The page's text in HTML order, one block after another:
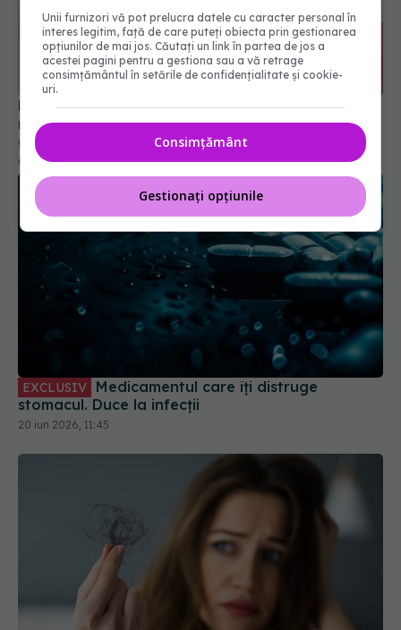
Persoanele peste 65 de ani care iau multe
medicamente ar putea avea un risc mai mare de
deces. Ce arată studiul
03 aug 2026, 15:21
stomacul. Duce la infecții
20 iun 2026, 11:45
Căderea părului, posibil efect secundar al
Unii furnizori vă pot prelucra datele cu caracter personal în
interes legitim, față de care puteți obiecta prin gestionarea
opțiunilor de mai jos. Căutați un link în partea de jos a
acestei pagini pentru a gestiona sau a vă retrage
consimțământul în setările de confidențialitate și cookie-
uri.
Consimțământ
Gestionați opțiunile